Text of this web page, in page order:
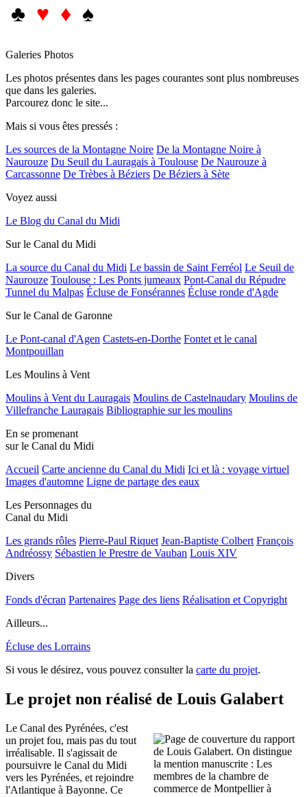
♣ ♥ ♦ ♠
Galeries Photos
Les photos présentes dans les pages courantes sont plus nombreuses
que dans les galeries.
Parcourez donc le site...
Mais si vous êtes pressés :
Les sources de la Montagne Noire De la Montagne Noire à
Naurouze Du Seuil du Lauragais à Toulouse De Naurouze à
Carcassonne De Trèbes à Béziers De Béziers à Sète
Voyez aussi
Le Blog du Canal du Midi
Sur le Canal du Midi
La source du Canal du Midi Le bassin de Saint Ferréol Le Seuil de
Naurouze Toulouse : Les Ponts jumeaux Pont-Canal du Répudre
Tunnel du Malpas Écluse de Fonsérannes Écluse ronde d'Agde
Sur le Canal de Garonne
Le Pont-canal d'Agen Castets-en-Dorthe Fontet et le canal
Montpouillan
Les Moulins à Vent
Moulins à Vent du Lauragais Moulins de Castelnaudary Moulins de
Villefranche Lauragais Bibliographie sur les moulins
En se promenant
sur le Canal du Midi
Accueil Carte ancienne du Canal du Midi Ici et là : voyage virtuel
Images d'automne Ligne de partage des eaux
Les Personnages du
Canal du Midi
Les grands rôles Pierre-Paul Riquet Jean-Baptiste Colbert François
Andréossy Sébastien le Prestre de Vauban Louis XIV
Divers
Fonds d'écran Partenaires Page des liens Réalisation et Copyright
Ailleurs...
Écluse des Lorrains
Si vous le désirez, vous pouvez consulter la carte du projet.
Le projet non réalisé de Louis Galabert
Le Canal des Pyrénées, c'est
un projet fou, mais pas du tout
irréalisable. Il s'agissait de
poursuivre le Canal du Midi
vers les Pyrénées, et rejoindre
l'Atlantique à Bayonne. Ce